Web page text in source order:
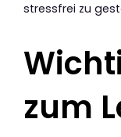
stressfrei zu
zum